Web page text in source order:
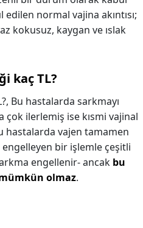
edilen normal vajina akıntısı;
kokusuz, kaygan ve ıslak
kaç TL?
Bu hastalarda sarkmayı
çok ilerlemiş ise kısmi vajinal
hastalarda vajen tamamen
engelleyen bir işlemle çeşitli
engellenir- ancak bu
olmaz.